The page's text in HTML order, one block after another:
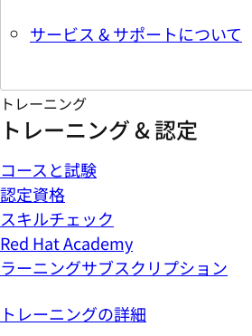
サービス & サポートについて
トレーニング
トレーニング & 認定
コースと試験
認定資格
スキルチェック
Red Hat Academy
ラーニングサブスクリプション
トレーニングの詳細